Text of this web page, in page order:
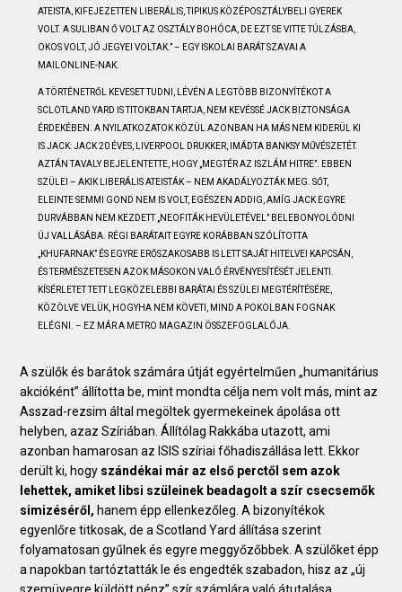
ATEISTA, KIFEJEZETTEN LIBERÁLIS, TIPIKUS KÖZÉPOSZTÁLYBELI GYEREK
VOLT. A SULIBAN Ő VOLT AZ OSZTÁLY BOHÓCA, DE EZT SE VITTE TÚLZÁSBA,
OKOS VOLT, JÓ JEGYEI VOLTAK.” – EGY ISKOLAI BARÁT SZAVAI A
MAILONLINE-NAK.
A TÖRTÉNETRŐL KEVESET TUDNI, LÉVÉN A LEGTÖBB BIZONYÍTÉKOT A
SCLOTLAND YARD IS TITOKBAN TARTJA, NEM KEVÉSSÉ JACK BIZTONSÁGA
ÉRDEKÉBEN. A NYILATKOZATOK KÖZÜL AZONBAN HA MÁS NEM KIDERÜL KI
IS JACK: JACK 20 ÉVES, LIVERPOOL DRUKKER, IMÁDTA BANKSY MŰVÉSZETÉT.
AZTÁN TAVALY BEJELENTETTE, HOGY „MEGTÉR AZ ISZLÁM HITRE”. EBBEN
SZÜLEI – AKIK LIBERÁLIS ATEISTÁK – NEM AKADÁLYOZTÁK MEG. SŐT,
ELEINTE SEMMI GOND NEM IS VOLT, EGÉSZEN ADDIG, AMÍG JACK EGYRE
DURVÁBBAN NEM KEZDETT „NEOFITÁK HEVÜLETÉVEL” BELEBONYOLÓDNI
ÚJ VALLÁSÁBA. RÉGI BARÁTAIT EGYRE KORÁBBAN SZÓLÍTOTTA
„KHUFARNAK” ÉS EGYRE ERŐSZAKOSABB IS LETT SAJÁT HITELVEI KAPCSÁN,
ÉS TERMÉSZETESEN AZOK MÁSOKON VALÓ ÉRVÉNYESÍTÉSÉT JELENTI.
KÍSÉRLETET TETT LEGKÖZELEBBI BARÁTAI ÉS SZÜLEI MEGTÉRÍTÉSÉRE,
KÖZÖLVE VELÜK, HOGYHA NEM KÖVETI, MIND A POKOLBAN FOGNAK
ELÉGNI. – EZ MÁR A METRO MAGAZIN ÖSSZEFOGLALÓJA.
A szülők és barátok számára útját egyértelműen „humanitárius
akcióként” állította be, mint mondta célja nem volt más, mint az
Asszad-rezsim által megöltek gyermekeinek ápolása ott
helyben, azaz Szíriában. Állítólag Rakkába utazott, ami
azonban hamarosan az ISIS szíriai főhadiszállása lett. Ekkor
derült ki, hogy szándékai már az első perctől sem azok
lehettek, amiket libsi szüleinek beadagolt a szír csecsemők
simizéséről, hanem épp ellenkezőleg. A bizonyítékok
egyenlőre titkosak, de a Scotland Yard állítása szerint
folyamatosan gyűlnek és egyre meggyőzőbbek. A szülőket épp
a napokban tartóztatták le és engedték szabadon, hisz az „új